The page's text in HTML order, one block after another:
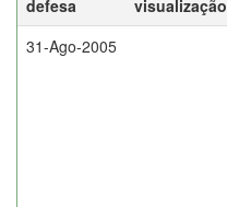
defesa
visualização
31-Ago-2005